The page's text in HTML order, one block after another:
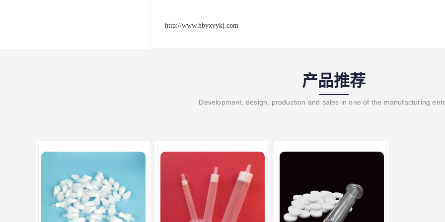
http://www.hbyxyykj.com
产品推荐
Development, design, production and sales in one of the manufacturing